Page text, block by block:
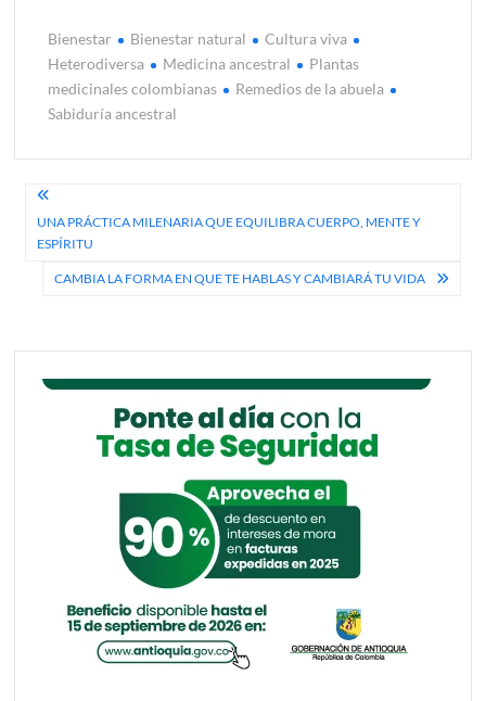
Bienestar Bienestar natural
Cultura viva
Heterodiversa
Medicina ancestral
Plantas
medicinales colombianas
Remedios de la abuela
Sabiduría ancestral
Navegación
de
entradas
UNA PRÁCTICA MILENARIA QUE EQUILIBRA CUERPO, MENTE Y
ESPÍRITU
CAMBIA LA FORMA EN QUE TE HABLAS Y CAMBIARÁ TU VIDA